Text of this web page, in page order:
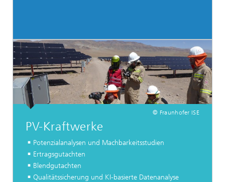
© Fraunhofer ISE
PV-Kraftwerke
Potenzialanalysen und Machbarkeitsstudien
Ertragsgutachten
Blendgutachten
Qualitätssicherung und KI-basierte Datenanalyse